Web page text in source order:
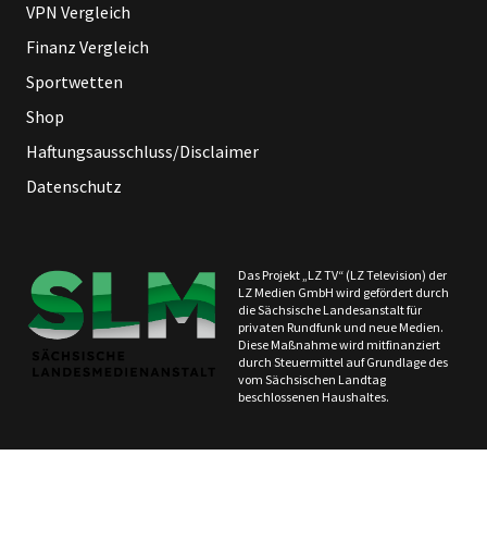
VPN Vergleich
Finanz Vergleich
Sportwetten
Shop
Haftungsausschluss/Disclaimer
Datenschutz
Das Projekt „LZ TV“ (LZ Television) der
LZ Medien GmbH wird gefördert durch
die Sächsische Landesanstalt für
privaten Rundfunk und neue Medien.
Diese Maßnahme wird mitfinanziert
durch Steuermittel auf Grundlage des
vom Sächsischen Landtag
beschlossenen Haushaltes.